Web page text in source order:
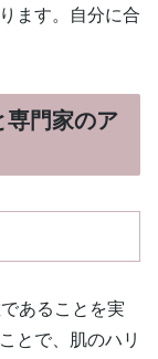
ます。自分に合
専門家のア
あることを実
とで、肌のハリ